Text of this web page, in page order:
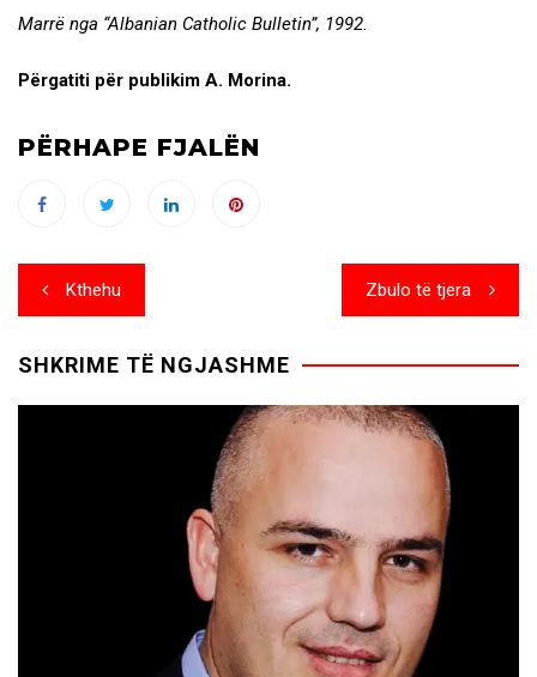
Marrë nga “Albanian Catholic Bulletin”, 1992.
Përgatiti për publikim A. Morina.
PËRHAPE FJALËN
Post
navigation
Kthehu Zbulo të tjera
SHKRIME TË NGJASHME